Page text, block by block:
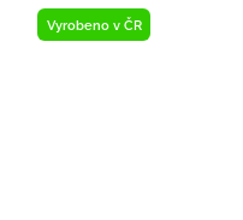
Vyrobeno v ČR